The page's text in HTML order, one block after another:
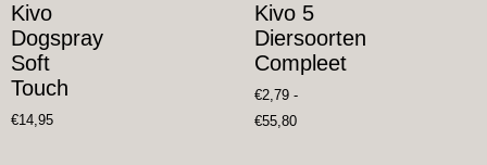
Kivo
Dogspray
Soft
Touch
€14,95
Kivo 5
Diersoorten
Compleet
€2,79 -
€55,80